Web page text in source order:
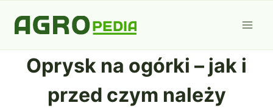
Oprysk na ogórki – jak i
przed czym należy